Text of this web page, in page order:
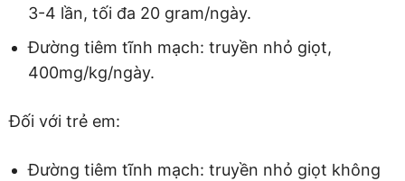
3-4 lần, tối đa 20 gram/ngày.
Đường tiêm tĩnh mạch: truyền nhỏ giọt,
400mg/kg/ngày.
Đối với trẻ em:
Đường tiêm tĩnh mạch: truyền nhỏ giọt không